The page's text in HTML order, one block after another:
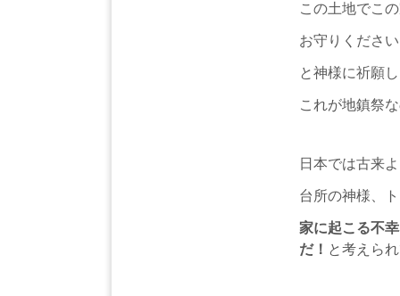
この土地でこ
お守りくださ
と神様に祈願
これが地鎮祭
日本では古来
台所の神様、
家に起こる不
だ！ と考えら